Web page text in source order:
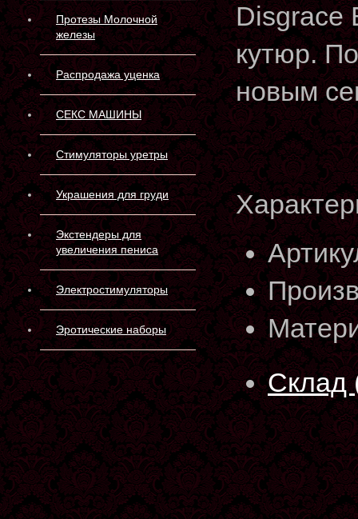
Протезы Молочной
железы
Распродажа уценка
СЕКС МАШИНЫ
Стимуляторы уретры
Украшения для груди
Экстендеры для
увеличения пениса
Электростимуляторы
Эротические наборы
Disgrace
кутюр.
новым
Склад